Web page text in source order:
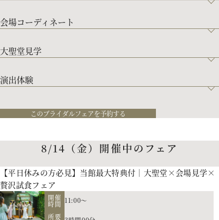
会場コーディネート
大聖堂見学
演出体験
このブライダルフェアを予約する
8/14（金）開催中のフェア
【平日休みの方必見】当館最大特典付｜大聖堂×会場見学×
贅沢試食フェア
開催
時間 11:00～
所要